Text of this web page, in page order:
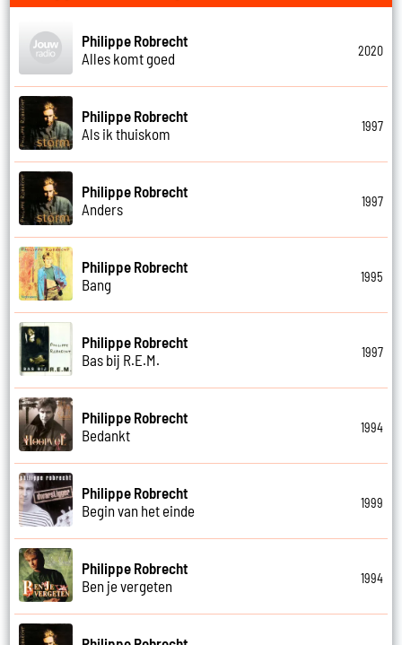
Philippe Robrecht
Alles komt goed
2020
Philippe Robrecht
Als ik thuiskom
1997
Philippe Robrecht
Anders
1997
Philippe Robrecht
Bang
1995
Philippe Robrecht
Bas bij R.E.M.
1997
Philippe Robrecht
Bedankt
1994
Philippe Robrecht
Begin van het einde
1999
Philippe Robrecht
Ben je vergeten
1994